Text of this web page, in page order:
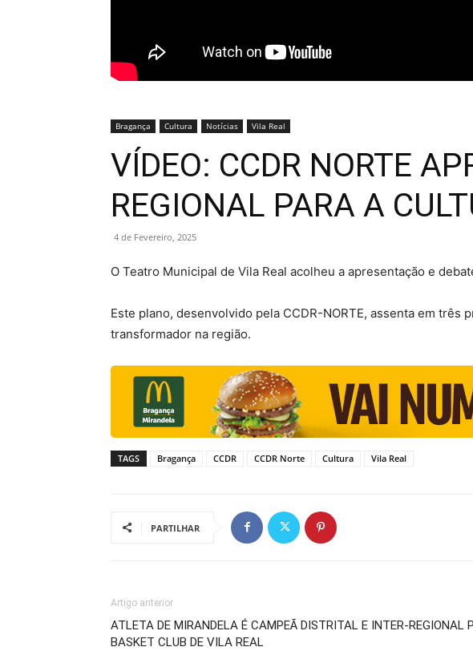
Bragança Cultura Notícias Vila Real
VÍDEO: CCDR NORTE
REGIONAL PARA A
4 de Fevereiro, 2025
O Teatro Municipal de Vila Real acolheu a apresentação e
Este plano, desenvolvido pela CCDR-NORTE, assenta em
transformador na região.
TAGS Bragança CCDR CCDR Norte Cultura Vila Real
PARTILHAR
Artigo anterior
ATLETA DE MIRANDELA É CAMPEÃ DISTRITAL E INTER-REGIONAL
BASKET CLUB DE VILA REAL